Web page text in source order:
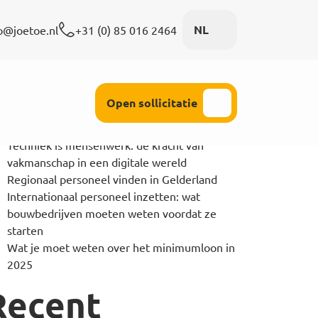
Persoonlijke aandacht
+31 (0) 85 016 2464 NL
Open sollicitatie
Recent Posts
De kracht van doorzetten waarom motivatie
Techniek is mensenwerk: de kracht van
vakmanschap in een digitale wereld
Regionaal personeel vinden in Gelderland
Internationaal personeel inzetten: wat
bouwbedrijven moeten weten voordat ze
starten
Wat je moet weten over het minimumloon in
2025